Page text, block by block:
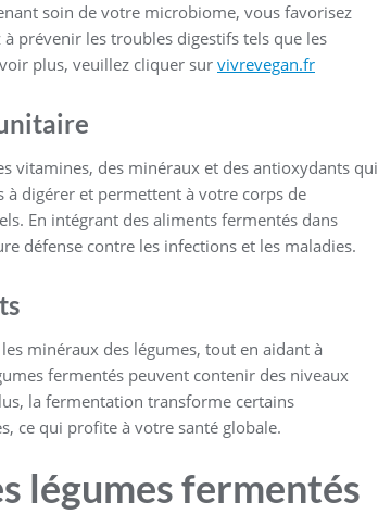
soin de votre microbiome, vous favorisez
prévenir les troubles digestifs tels que les
plus, veuillez cliquer sur vivrevegan.fr
vitamines, des minéraux et des antioxydants qui
digérer et permettent à votre corps de
En intégrant des aliments fermentés dans
défense contre les infections et les maladies.
minéraux des légumes, tout en aidant à
fermentés peuvent contenir des niveaux
la fermentation transforme certains
ce qui profite à votre santé globale.
légumes fermentés